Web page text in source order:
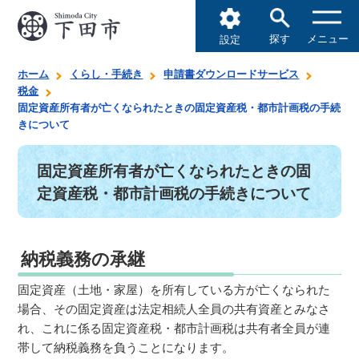
設定 探す メニュー
ホーム くらし・手続き
申請書ダウンロードサービス
税金
固定資産所有者が亡くなられたときの固定資産税・都市計画税の手続
きについて
固定資産所有者が亡くなられたときの固
定資産税・都市計画税の手続きについて
納税義務の承継
固定資産（土地・家屋）を所有している方が亡くなられた
場合、その固定資産は法定相続人全員の共有資産とみなさ
れ、これに係る固定資産税・都市計画税は共有者全員が連
帯して納税義務を負うことになります。